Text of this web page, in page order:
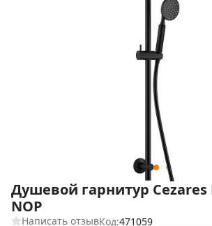
Душевой гарнитур Cezares
NOP
Написать отзывКод:471059